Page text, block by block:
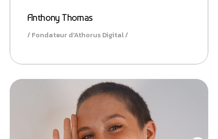
Anthony Thomas
Fondateur d'Athorus Digital